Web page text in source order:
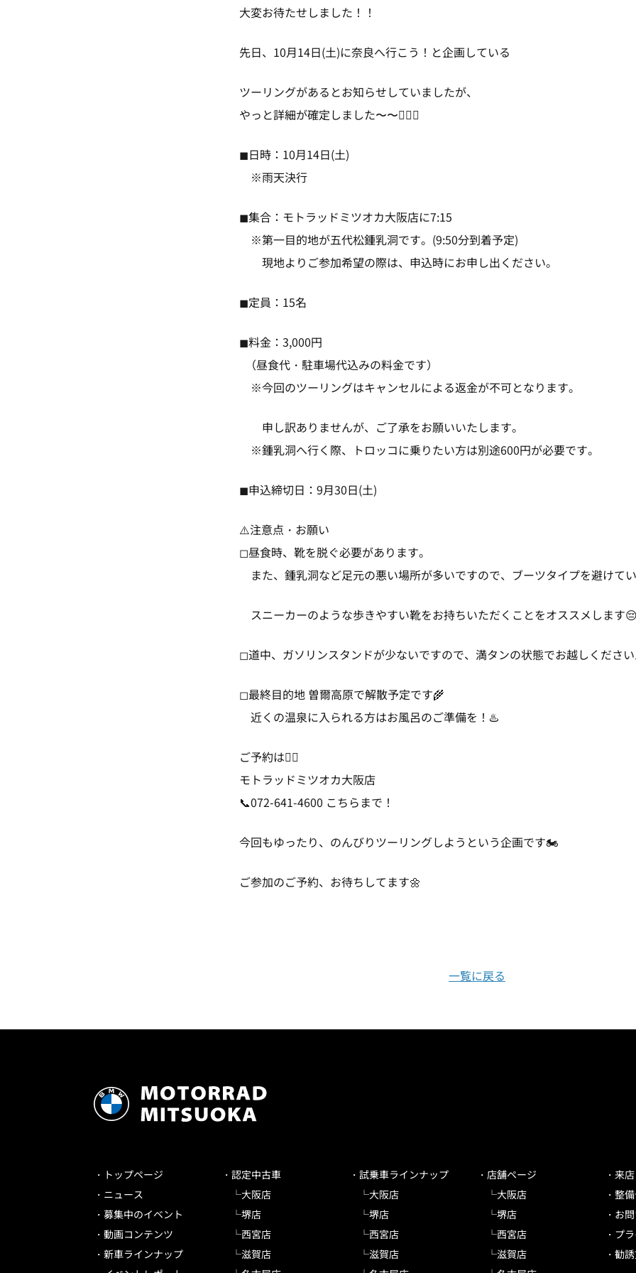
大変お待たせしました！！
先日、10月14日(土)に奈良へ行こう！と企画している
ツーリングがあるとお知らせしていましたが、
やっと詳細が確定しました〜〜😵‍💫🌱
◼︎日時：10月14日(土)
※雨天決行
◼︎集合：モトラッドミツオカ大阪店に7:15
※第一目的地が五代松鍾乳洞です。(9:50分到着予定)
現地よりご参加希望の際は、申込時にお申し出ください。
◼︎定員：15名
◼︎料金：3,000円
（昼食代・駐車場代込みの料金です）
※今回のツーリングはキャンセルによる返金が不可となります。
申し訳ありませんが、ご了承をお願いいたします。
※鍾乳洞へ行く際、トロッコに乗りたい方は別途600円が必要です。
◼︎申込締切日：9月30日(土)
⚠️注意点・お願い
◻︎昼食時、靴を脱ぐ必要があります。
また、鍾乳洞など足元の悪い場所が多いですので、ブーツタイプを避けて
スニーカーのような歩きやすい靴をお持ちいただくことをオススメします
◻︎道中、ガソリンスタンドが少ないですので、満タンの状態でお越しくださ
◻︎最終目的地 曽爾高原で解散予定です🌾
近くの温泉に入られる方はお風呂のご準備を！♨️
ご予約は👇🏻
モトラッドミツオカ大阪店
📞072-641-4600 こちらまで！
今回もゆったり、のんびりツーリングしようという企画です🏍️
ご参加のご予約、お待ちしてます🌼
一覧に戻る
トップページ
ニュース
募集中のイベント
動画コンテンツ
新車ラインナップ
認定中古車
大阪店
堺店
西宮店
滋賀店
試乗車ラインナップ
大阪店
堺店
西宮店
滋賀店
店舗ページ
大阪店
堺店
西宮店
滋賀店
来店
整
お
プ
勧